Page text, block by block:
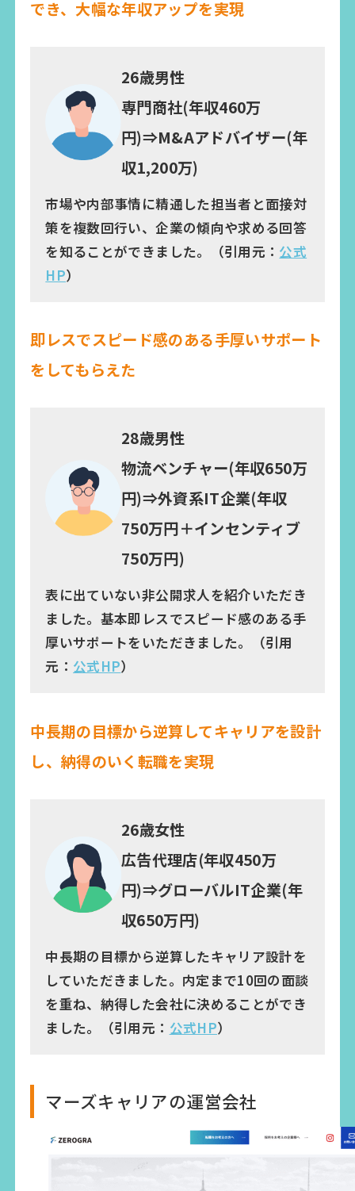
でき、大幅な年収アップを実現
26歳男性
専門商社(年収460万
円)⇒M&Aアドバイザー(年
収1,200万)
市場や内部事情に精通した担当者と面接対
策を複数回行い、企業の傾向や求める回答
を知ることができました。（引用元： 公式
HP）
即レスでスピード感のある手厚いサポート
をしてもらえた
28歳男性
物流ベンチャー(年収650万
円)⇒外資系IT企業(年収
750万円＋インセンティブ
750万円)
表に出ていない非公開求人を紹介いただき
ました。基本即レスでスピード感のある手
厚いサポートをいただきました。（引用
元： 公式HP）
中長期の目標から逆算してキャリアを設計
し、納得のいく転職を実現
26歳女性
広告代理店(年収450万
円)⇒グローバルIT企業(年
収650万円)
中長期の目標から逆算したキャリア設計を
していただきました。内定まで10回の面談
を重ね、納得した会社に決めることができ
ました。（引用元： 公式HP）
マーズキャリアの運営会社